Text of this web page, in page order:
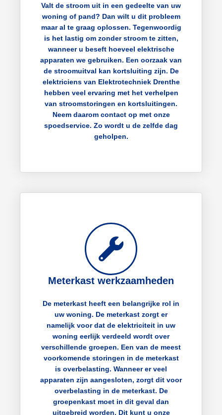
Valt de stroom uit in een gedeelte van uw
woning of pand? Dan wilt u dit probleem
maar al te graag oplossen. Tegenwoordig
is het lastig om zonder stroom te zitten,
wanneer u beseft hoeveel elektrische
apparaten we gebruiken. Een oorzaak van
de stroomuitval kan kortsluiting zijn. De
elektriciens van Elektrotechniek Drenthe
hebben veel ervaring met het verhelpen
van stroomstoringen en kortsluitingen.
Neem daarom contact op met onze
spoedservice. Zo wordt u de zelfde dag
geholpen.
Meterkast werkzaamheden
De meterkast heeft een belangrijke rol in
uw woning. De meterkast zorgt er
namelijk voor dat de elektriciteit in uw
woning eerlijk verdeeld wordt over
verschillende groepen. Een van de meest
voorkomende storingen in de meterkast
is overbelasting. Wanneer er veel
apparaten zijn aangesloten, zorgt dit voor
overbelasting in de meterkast. De
groepenkast moet in dit geval dan
uitgebreid worden. Dit kunt u onze